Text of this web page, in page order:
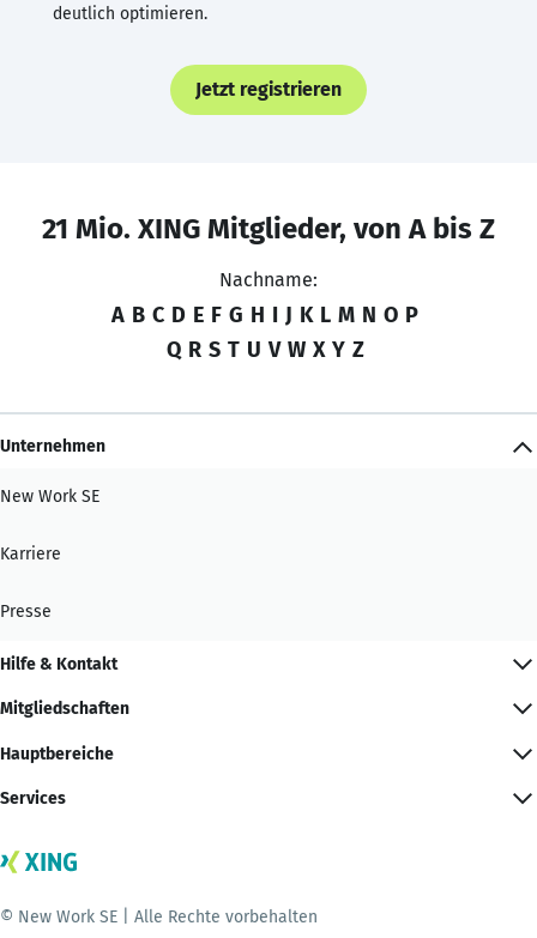
deutlich optimieren.
Jetzt registrieren
21 Mio. XING Mitglieder, von A bis Z
Nachname:
A B C D E F G H I J K L M N O P
Q R S T U V W X Y Z
Unternehmen
New Work SE
Karriere
Presse
Hilfe & Kontakt
Mitgliedschaften
Hauptbereiche
Services
© New Work SE | Alle Rechte vorbehalten